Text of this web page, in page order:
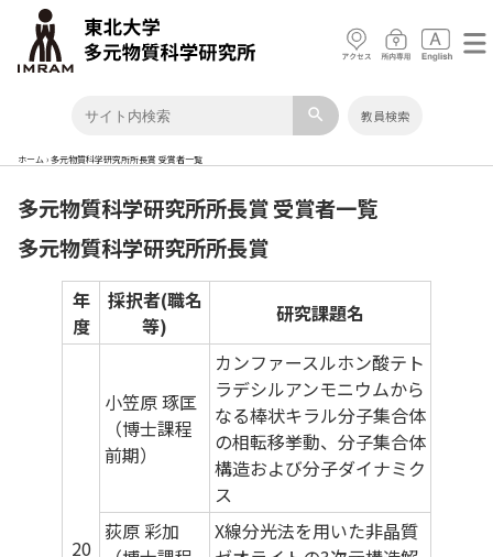
search 教員検索
ホーム›多元物質科学研究所所長賞 受賞者一覧
多元物質科学研究所所長賞 受賞者一覧
多元物質科学研究所所長賞
年
度
採択者(職名
等)
研究課題名
20
小笠原 琢匡
（博士課程
前期）
カンファースルホン酸テト
ラデシルアンモニウムから
なる棒状キラル分子集合体
の相転移挙動、分子集合体
構造および分子ダイナミク
ス
荻原 彩加
X線分光法を用いた非晶質